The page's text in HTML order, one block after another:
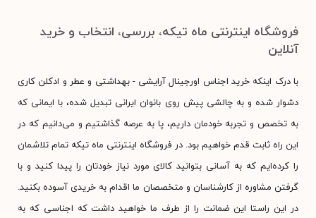
فروشگاه اینترنتی ماه تیکه، بررسی، انتخاب و خرید
آنلاین
با درک اینکه خرید اجناس اورجینال آرایشی - بهداشتی و عطر و ادکلن کاری
دشوار شده و به چالشی پیش روی بانوان ایرانی تبدیل شده، با ایمانی که
به تخصص و تجربه خودمان داریم، پا به عرصه گذاشتیم و می‌دانیم که در
این راه ثابت قدم خواهیم بود. در فروشگاه اینترنتی ماه تیکه تمام تلاشمان
را کرده‌ایم که به آسانی بتوانید کالای مورد نیاز خودتان را پیدا کنید و با
گرفتن مشاوره از کارشناسان و متخصصان ما اقدام به خریدی آسوده بکنید.
در این راستا این ضمانت را از طرف ما خواهید داشت که اجناسی که به